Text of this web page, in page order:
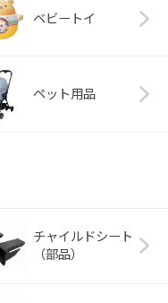
ベビートイ
ペット用品
チャイルドシート
（部品）